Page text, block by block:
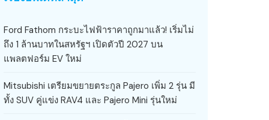
Ford Fathom กระบะไฟฟ้าราคาถูกมาแล้ว! เริ่มไม่
ถึง 1 ล้านบาทในสหรัฐฯ เปิดตัวปี 2027 บน
แพลตฟอร์ม EV ใหม่
Mitsubishi เตรียมขยายตระกูล Pajero เพิ่ม 2 รุ่น มี
ทั้ง SUV คู่แข่ง RAV4 และ Pajero Mini รุ่นใหม่